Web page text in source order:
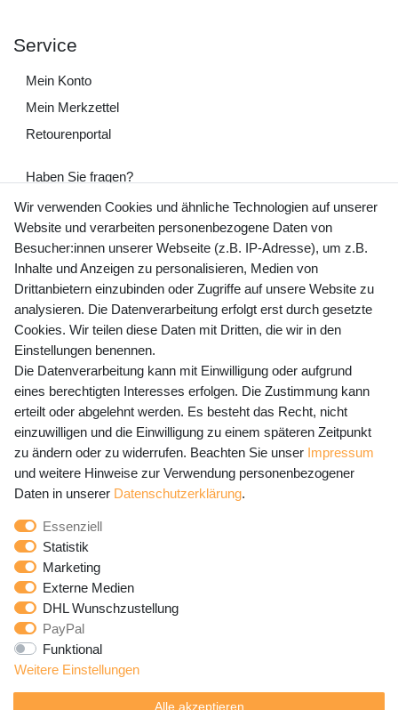
Service
Mein Konto
Mein Merkzettel
Retourenportal
Haben Sie fragen?
+49 (0) 35243 460 400
Mo-Fr 9-15 Uhr
shop@banjado.com
Preisangaben inkl. gesetzl. MwSt. und zzgl. Service- und
Versandkosten
Newsletter Anmeldung - Keine Angebote
mehr verpassen!
E-MAIL **
Newsletter
Honig
Hiermit bestätige ich, dass ich die
gelesen habe. Meine Einwilligung kann ich jederzeit
widerrufen.**
** Hierbei handelt es sich um ein Pflichtfeld.
Wir verwenden Cookies und ähnliche Technologien auf unserer
Website und verarbeiten personenbezogene Daten von
Besucher:innen unserer Webseite (z.B. IP-Adresse), um z.B.
Inhalte und Anzeigen zu personalisieren, Medien von
Drittanbietern einzubinden oder Zugriffe auf unsere Website zu
analysieren. Die Datenverarbeitung erfolgt erst durch gesetzte
Cookies. Wir teilen diese Daten mit Dritten, die wir in den
Einstellungen benennen.
Die Datenverarbeitung kann mit Einwilligung oder aufgrund
eines berechtigten Interesses erfolgen. Die Zustimmung kann
erteilt oder abgelehnt werden. Es besteht das Recht, nicht
einzuwilligen und die Einwilligung zu einem späteren Zeitpunkt
zu ändern oder zu widerrufen. Beachten Sie unser Impressum
und weitere Hinweise zur Verwendung personenbezogener
Daten in unserer Daten­schutz­erklärung.
Essenziell
Statistik
Marketing
Externe Medien
DHL Wunschzustellung
PayPal
Funktional
Weitere Einstellungen
Alle akzeptieren